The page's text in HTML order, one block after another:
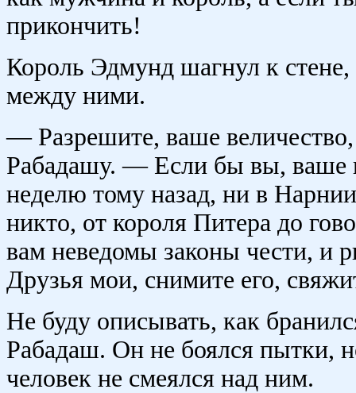
прикончить!
Король Эдмунд шагнул к
между ними.
— Разрешите, ваше
Рабадашу. — Если бы вы, ваше
неделю тому назад, ни в
никто, от короля Питера до
вам неведомы законы чести, и
Друзья мои, снимите его,
Не буду описывать, как
Рабадаш. Он не боялся пытки,
человек не смеялся над ним.